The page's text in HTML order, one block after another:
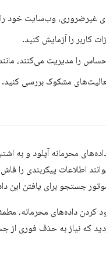
وب‌سایت خود را
کاربر را آزمایش کنید.
را مدیریت می‌کنند،
مشکوک بررسی کنید.
محرمانه آپلود و به
اطلاعات پیکربندی را
جستجو برای یافتن این
کردن داده‌های محرمانه،
که نیاز به حذف فوری از